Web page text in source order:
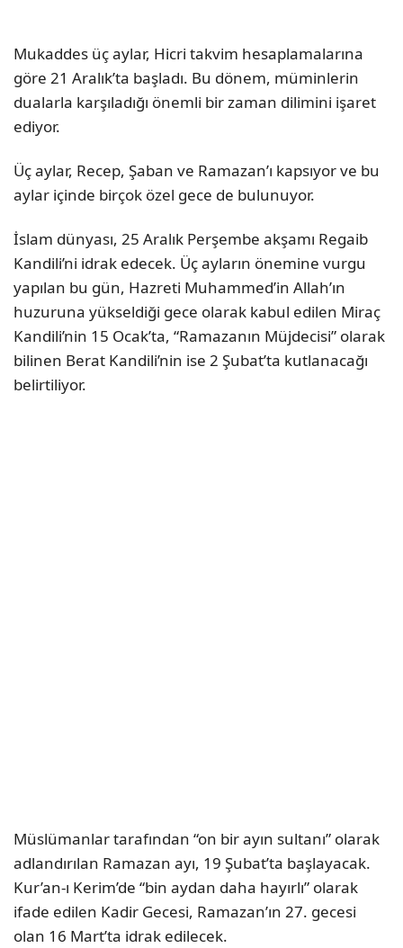
Mukaddes üç aylar, Hicri takvim hesaplamalarına
göre 21 Aralık’ta başladı. Bu dönem, müminlerin
dualarla karşıladığı önemli bir zaman dilimini işaret
ediyor.
Üç aylar, Recep, Şaban ve Ramazan’ı kapsıyor ve bu
aylar içinde birçok özel gece de bulunuyor.
İslam dünyası, 25 Aralık Perşembe akşamı Regaib
Kandili’ni idrak edecek. Üç ayların önemine vurgu
yapılan bu gün, Hazreti Muhammed’in Allah’ın
huzuruna yükseldiği gece olarak kabul edilen Miraç
Kandili’nin 15 Ocak’ta, “Ramazanın Müjdecisi” olarak
bilinen Berat Kandili’nin ise 2 Şubat’ta kutlanacağı
belirtiliyor.
Müslümanlar tarafından “on bir ayın sultanı” olarak
adlandırılan Ramazan ayı, 19 Şubat’ta başlayacak.
Kur’an-ı Kerim’de “bin aydan daha hayırlı” olarak
ifade edilen Kadir Gecesi, Ramazan’ın 27. gecesi
olan 16 Mart’ta idrak edilecek.